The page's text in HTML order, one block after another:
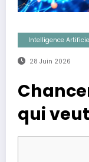
Intelligence
28 Juin 2026
qui